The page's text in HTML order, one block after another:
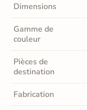
Dimensions
Gamme de
couleur
Pièces de
destination
Fabrication